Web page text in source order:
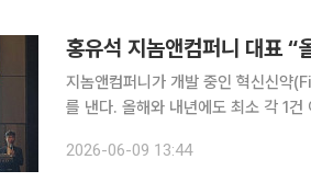
홍유석 지놈앤컴퍼니 대표 “
지놈앤컴퍼니가 개발 중인 혁신신
를 낸다. 올해와 내년에도 최소 각 1
약 개발 전략의 배경과 글로벌 기술이
2026-06-09 13:44